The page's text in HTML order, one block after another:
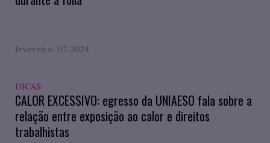
fevereiro. 07, 2024
DICAS
CALOR EXCESSIVO: egresso da UNIAESO fala sobre a
relação entre exposição ao calor e direitos
trabalhistas